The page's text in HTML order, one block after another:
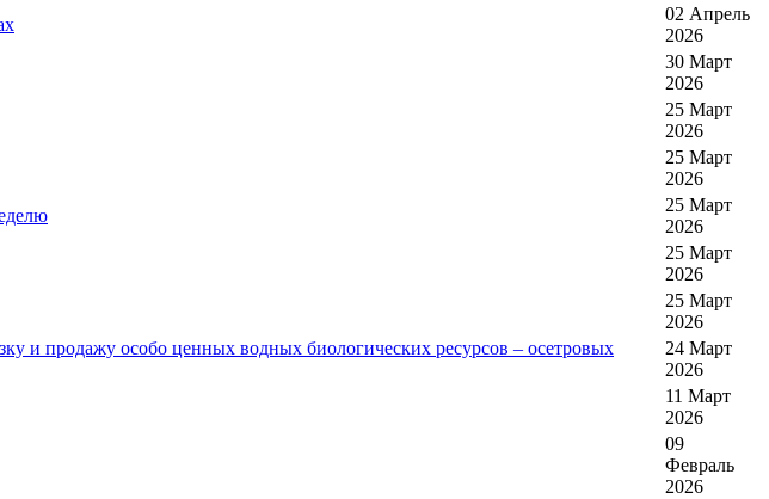
02 Апрель
2026
30 Март
2026
25 Март
2026
25 Март
2026
25 Март
2026
25 Март
2026
25 Март
2026
и продажу особо ценных водных биологических ресурсов – осетровых
24 Март
2026
11 Март
2026
09
Февраль
2026